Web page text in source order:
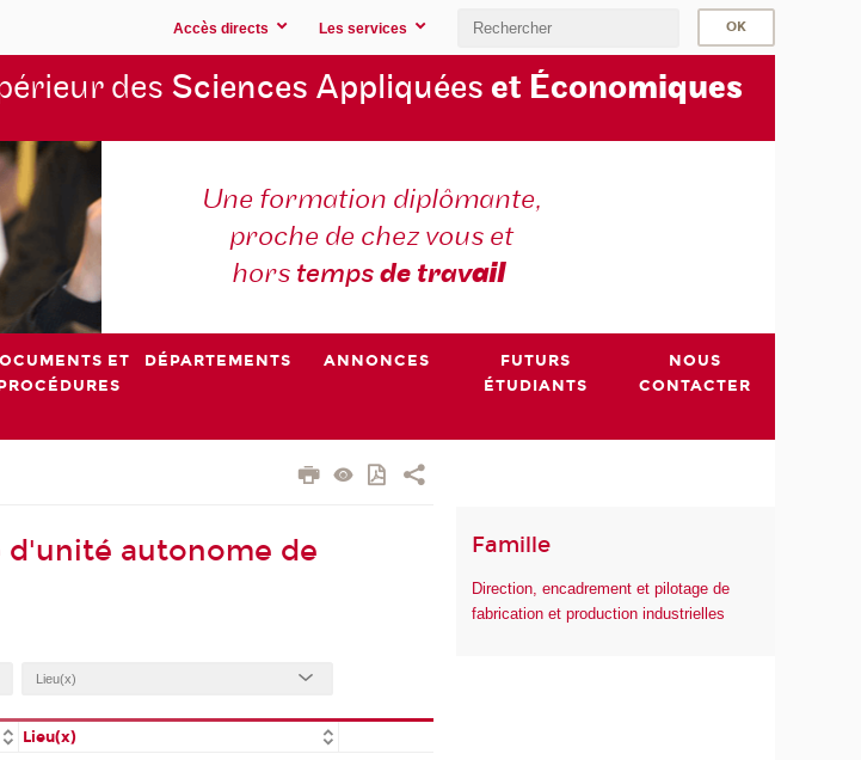
Accès directs Les services
des Sciences Appliquées et Économiques
Une formation diplômante,
proche de chez vous et
hors tempsde travail
ET
DÉPARTEMENTS ANNONCES
FUTURS
ÉTUDIANTS
NOUS
CONTACTER
d'unité autonome de
Lieu(x)
Famille
Direction, encadrement et pilotage de
fabrication et production industrielles